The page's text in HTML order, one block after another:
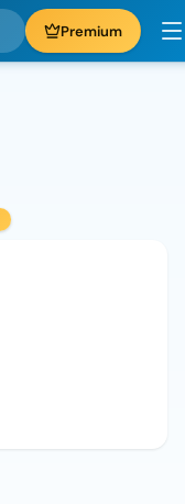
Premium